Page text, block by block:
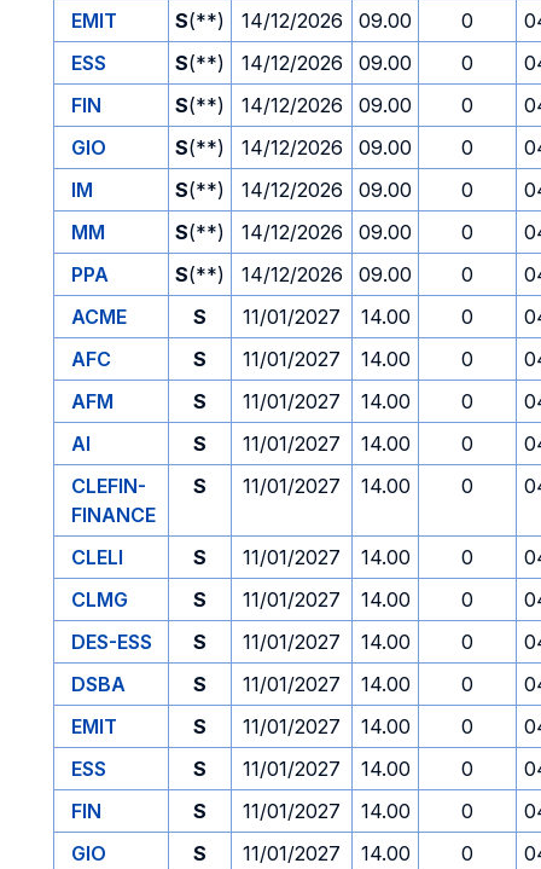
EMIT
S(**) 14/12/2026 09.00 0
ESS
S(**) 14/12/2026 09.00 0
FIN
S(**) 14/12/2026 09.00 0
GIO
S(**) 14/12/2026 09.00 0
IM
S(**) 14/12/2026 09.00 0
MM
S(**) 14/12/2026 09.00 0
PPA
S(**) 14/12/2026 09.00 0
ACME
S 11/01/2027 14.00 0
AFC
S 11/01/2027 14.00 0
AFM
S 11/01/2027 14.00 0
AI
S 11/01/2027 14.00 0
CLEFIN-
FINANCE
S 11/01/2027 14.00 0
CLELI S 11/01/2027 14.00 0
CLMG
S 11/01/2027 14.00 0
DES-ESS
S 11/01/2027 14.00 0
DSBA
S 11/01/2027 14.00 0
EMIT
S 11/01/2027 14.00 0
ESS
S 11/01/2027 14.00 0
FIN
S 11/01/2027 14.00 0
GIO
S 11/01/2027 14.00 0